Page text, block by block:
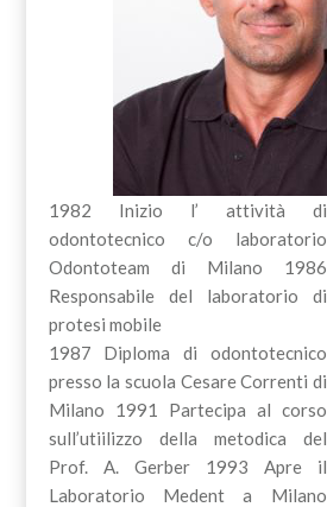
1982 Inizio l’ attività di
odontotecnico c/o laboratorio
Odontoteam di Milano 1986
Responsabile del laboratorio di
protesi mobile
1987 Diploma di odontotecnico
presso la scuola Cesare Correnti di
Milano 1991 Partecipa al corso
sull’utiilizzo della metodica del
Prof. A. Gerber 1993 Apre il
Laboratorio Medent a Milano